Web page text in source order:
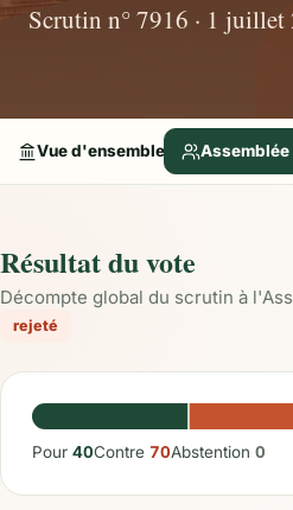
Scrutin n° 7916 · 1 juillet
Vue d'ensemble Assemblée
Résultat du vote
Décompte global du scrutin à
rejeté
Pour 40Contre 70Abstention 0